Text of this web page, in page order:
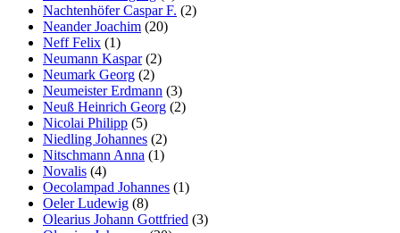
Nachtenhöfer Caspar F. (2)
Neander Joachim (20)
Neff Felix (1)
Neumann Kaspar(2)
Neumark Georg (2)
Neumeister Erdmann (3)
Neuß Heinrich Georg (2)
Nicolai Philipp (5)
Niedling Johannes (2)
Nitschmann Anna (1)
Novalis (4)
Oecolampad Johannes (1)
Oeler Ludewig (8)
Olearius Johann Gottfried (3)